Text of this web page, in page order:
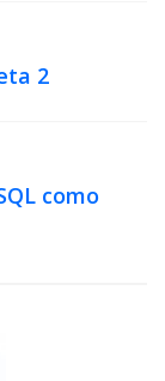
2
como